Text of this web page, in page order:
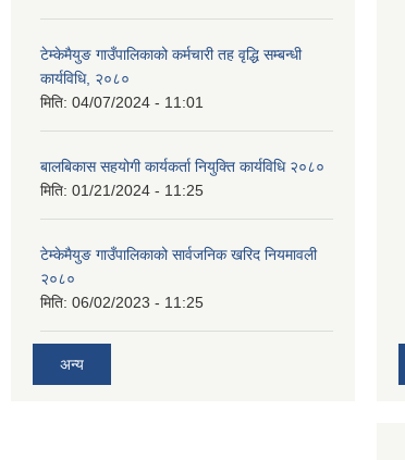
टेम्केमैयुङ गाउँपालिकाको कर्मचारी तह वृद्धि सम्बन्धी
कार्यविधि, २०८०
मिति: 04/07/2024 - 11:01
बालबिकास सहयोगी कार्यकर्ता नियुक्ति कार्यविधि २०८०
मिति: 01/21/2024 - 11:25
टेम्केमैयुङ गाउँपालिकाको सार्वजनिक खरिद नियमावली
२०८०
मिति: 06/02/2023 - 11:25
अन्य